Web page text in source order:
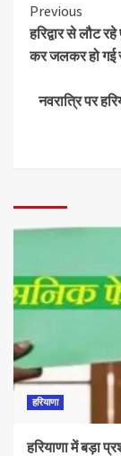
Previous
हरिद्वार से लौट
कर जलकर हो गई
नवरात्रि पर
हरियाणा
हरियाणा में बड़ा